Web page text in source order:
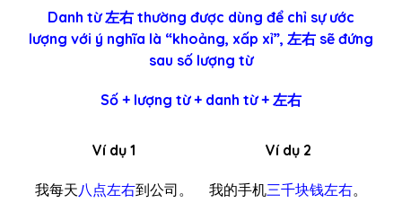
Danh từ 左右 thường được dùng để chỉ sự ước
lượng với ý nghĩa là “khoảng, xấp xỉ”, 左右 sẽ đứng
sau số lượng từ
Số + lượng từ + danh từ + 左右
Ví dụ 1
我每天八点左右到公司。
Ví dụ 2
我的手机三千块钱左右。